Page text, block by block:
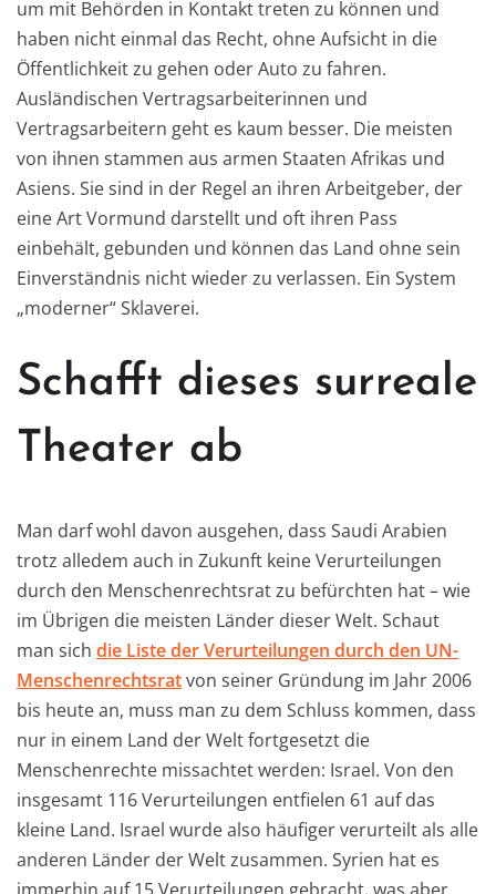
um mit Behörden in Kontakt treten zu können und
haben nicht einmal das Recht, ohne Aufsicht in die
Öffentlichkeit zu gehen oder Auto zu fahren.
Ausländischen Vertragsarbeiterinnen und
Vertragsarbeitern geht es kaum besser. Die meisten
von ihnen stammen aus armen Staaten Afrikas und
Asiens. Sie sind in der Regel an ihren Arbeitgeber, der
eine Art Vormund darstellt und oft ihren Pass
einbehält, gebunden und können das Land ohne sein
Einverständnis nicht wieder zu verlassen. Ein System
„moderner“ Sklaverei.
Schafft dieses surreale
Theater ab
Man darf wohl davon ausgehen, dass Saudi Arabien
trotz alledem auch in Zukunft keine Verurteilungen
durch den Menschenrechtsrat zu befürchten hat – wie
im Übrigen die meisten Länder dieser Welt. Schaut
man sich die Liste der Verurteilungen durch den UN-
Menschenrechtsratvon seiner Gründung im Jahr 2006
bis heute an, muss man zu dem Schluss kommen, dass
nur in einem Land der Welt fortgesetzt die
Menschenrechte missachtet werden: Israel. Von den
insgesamt 116 Verurteilungen entfielen 61 auf das
kleine Land. Israel wurde also häufiger verurteilt als alle
anderen Länder der Welt zusammen. Syrien hat es